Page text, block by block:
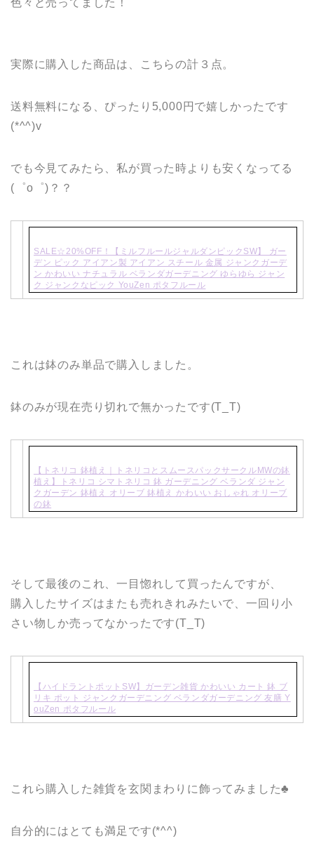
色々と売ってました！
実際に購入した商品は、こちらの計３点。
送料無料になる、ぴったり5,000円で嬉しかったです
(*^^)v
でも今見てみたら、私が買った時よりも安くなってる
(゜o゜)？？
SALE☆20%OFF！【ミルフルールジャルダンピックSW】 ガー
デン ピック アイアン製 アイアン スチール 金属 ジャンクガーデ
ン かわいい ナチュラル ベランダガーデニング ゆらゆら ジャン
ク ジャンクなピック YouZen ポタフルール
これは鉢のみ単品で購入しました。
鉢のみが現在売り切れで無かったです(T_T)
【トネリコ 鉢植え｜トネリコとスムースパックサークルMWの鉢
植え】トネリコ シマトネリコ 鉢 ガーデニング ベランダ ジャン
クガーデン 鉢植え オリーブ 鉢植え かわいい おしゃれ オリーブ
の鉢
そして最後のこれ、一目惚れして買ったんですが、
購入したサイズはまたも売れきれみたいで、一回り小
さい物しか売ってなかったです(T_T)
【ハイドラントポットSW】ガーデン雑貨 かわいい カート 鉢 ブ
リキ ポット ジャンクガーデニング ベランダガーデニング 友膳 Y
ouZen ポタフルール
これら購入した雑貨を玄関まわりに飾ってみました♣
自分的にはとても満足です(*^^)